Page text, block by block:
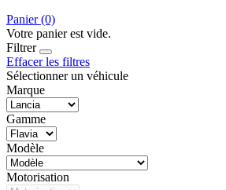
Panier (0)
Votre panier est vide.
Filtrer
Effacer les filtres
Sélectionner un véhicule
Marque
Gamme
Modèle
Motorisation